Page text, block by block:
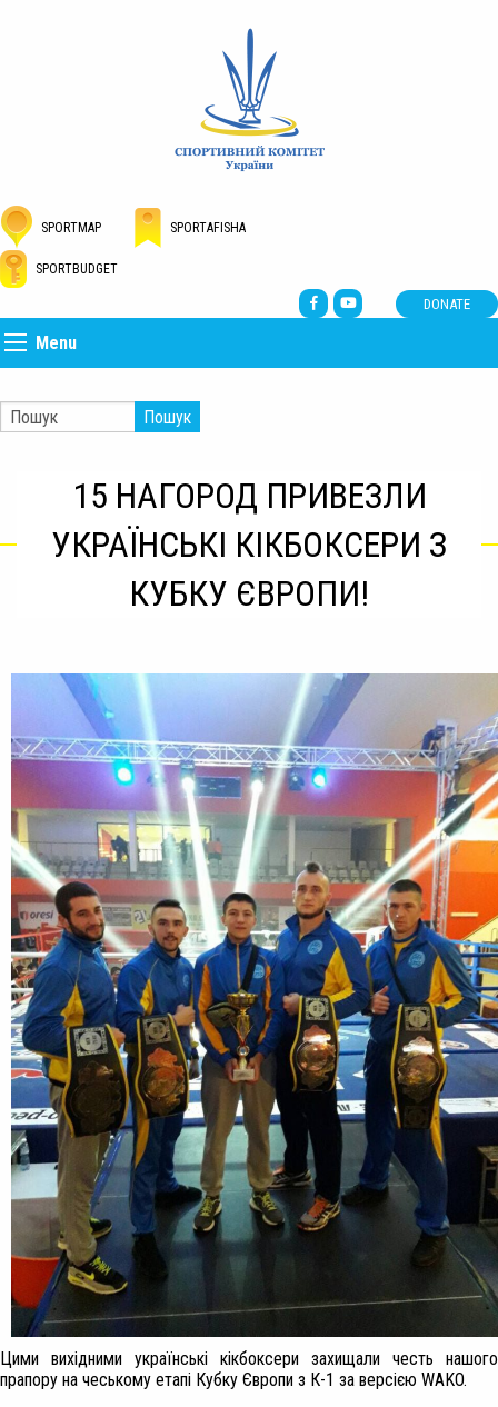
SPORTMAP SPORTAFISHA
SPORTBUDGET
DONATE
Menu
Пошук
15 НАГОРОД ПРИВЕЗЛИ
УКРАЇНСЬКІ КІКБОКСЕРИ З
КУБКУ ЄВРОПИ!
Цими вихідними українські кікбоксери захищали честь нашого
прапору на чеському етапі Кубку Європи з К-1 за версією WAKO.